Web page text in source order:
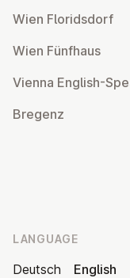
Wien Flor­idsdorf
Wien Fünfhaus
Vienna English-
Bregenz
LANGUAGE
Deutsch
English